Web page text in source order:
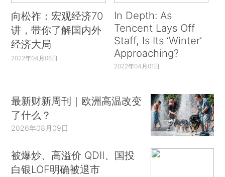
向松祚：宏观经济70
讲，带你了解国内外
经济大局
2022年04月06日
In Depth: As
Tencent Lays Off
Staff, Is Its ‘Winter’
Approaching?
2022年04月01日
最新财新周刊｜欧洲高温改变
了什么？
2026年08月09日
被爆炒、高溢价 QDII、国投
白银LOF明确被退市